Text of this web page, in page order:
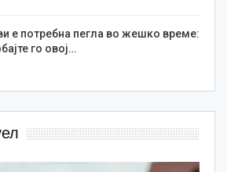
е потребна пегла во жешко време:
го овој…